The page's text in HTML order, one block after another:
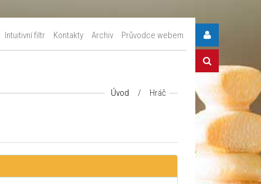
Intuitivní filtr Kontakty Archiv Průvodce webem
Úvod / Hráč